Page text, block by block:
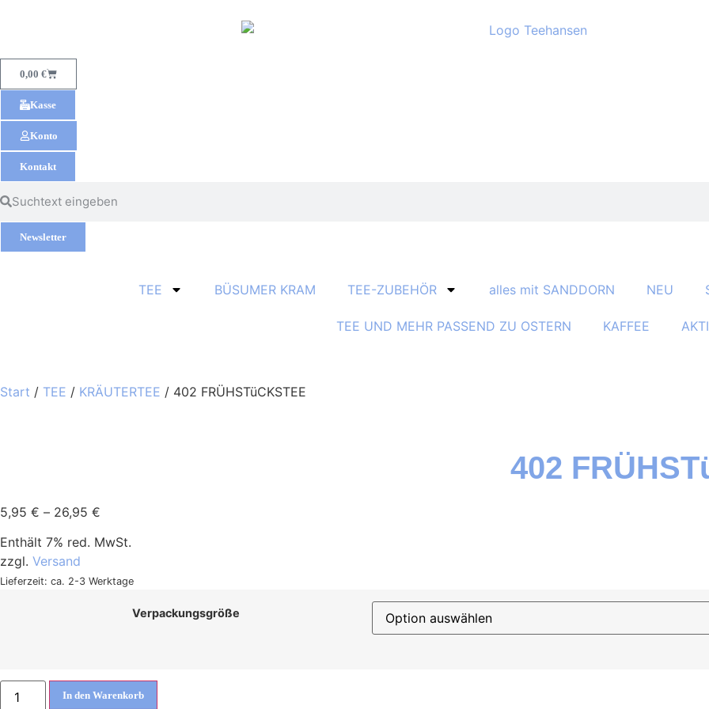
0,00 €
Kasse
Konto
Kontakt
Newsletter
TEE BÜSUMER KRAM TEE-ZUBEHÖR alles mit SANDDORN NEU
TEE UND MEHR PASSEND ZU OSTERN KAFFEE
Start / TEE / KRÄUTERTEE / 402 FRÜHSTüCKSTEE
402
5,95 € – 26,95 €
Enthält 7% red. MwSt.
zzgl. Versand
Lieferzeit: ca. 2-3 Werktage
Verpackungsgröße
In den Warenkorb